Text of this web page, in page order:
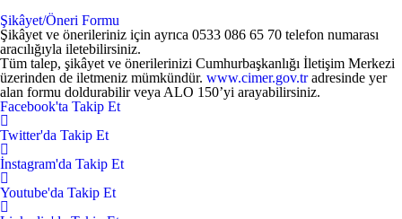
Şikâyet/Öneri Formu
Şikâyet ve önerileriniz için ayrıca 0533 086 65 70 telefon numarası
aracılığıyla iletebilirsiniz.
Tüm talep, şikâyet ve önerilerinizi Cumhurbaşkanlığı İletişim Merkezi
üzerinden de iletmeniz mümkündür. www.cimer.gov.tradresinde yer
alan formu doldurabilir veya ALO 150’yi arayabilirsiniz.
Facebook'ta Takip Et
Twitter'da Takip Et
İnstagram'da Takip Et
Youtube'da Takip Et